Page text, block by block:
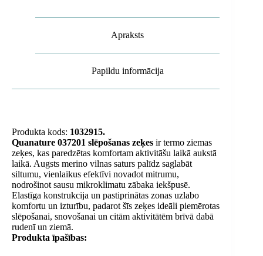
Apraksts
Papildu informācija
Produkta kods: 1032915.
Quanature 037201 slēpošanas zeķes ir termo ziemas
zeķes, kas paredzētas komfortam aktivitāšu laikā aukstā
laikā. Augsts merino vilnas saturs palīdz saglabāt
siltumu, vienlaikus efektīvi novadot mitrumu,
nodrošinot sausu mikroklimatu zābaka iekšpusē.
Elastīga konstrukcija un pastiprinātas zonas uzlabo
komfortu un izturību, padarot šīs zeķes ideāli piemērotas
slēpošanai, snovošanai un citām aktivitātēm brīvā dabā
rudenī un ziemā.
Produkta īpašības: